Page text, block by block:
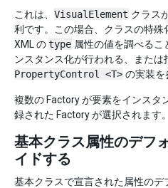
これは、 VisualElement クラス
利です。この場合、クラスの特殊
XML のtype 属性の値を調べるこ
ンスタンス化が行われる、または
PropertyControl <T> の実装を
複数の Factory が要素をインスタ
録された Factory が選択されます。
基本クラス属性のデフ
イドする
基本クラスで宣言された属性のデ